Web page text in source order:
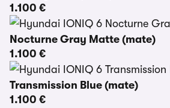
1.100 €
Nocturne Gray Matte (mate)
1.100 €
Transmission Blue (mate)
1.100 €